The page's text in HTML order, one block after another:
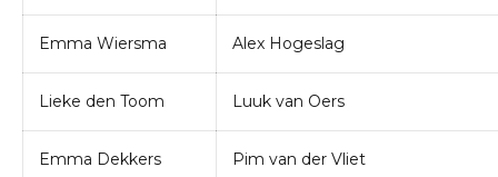
Emma Wiersma Alex Hogeslag
Lieke den Toom Luuk van Oers
Emma Dekkers Pim van der Vliet